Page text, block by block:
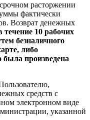
расторжении
фактически
Возврат денежных
течение 10 рабочих
безналичного
либо
была произведена
средств с
электронном виде
указанной